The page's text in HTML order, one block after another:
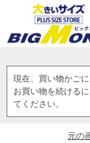
現在、買い物かご
お買い物を続ける
てください。
元の